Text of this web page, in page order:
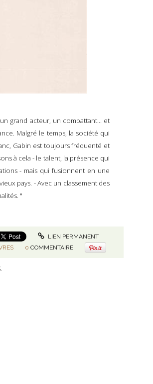
grand acteur, un combattant... et
Malgré le temps, la société qui
Gabin est toujours fréquenté et
à cela - le talent, la présence qui
- mais qui fusionnent en une
pays. - Avec un classement des
"
LIEN PERMANENT
0 COMMENTAIRE